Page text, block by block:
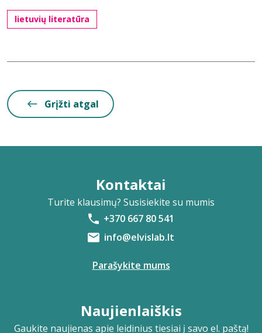
lietuvių literatūra
Grįžti atgal
Kontaktai
Turite klausimų? Susisiekite su mumis
+370 667 80 541
info@elvislab.lt
Parašykite mums
Naujienlaiškis
Gaukite naujienas apie leidinius tiesiai į savo el. paštą!